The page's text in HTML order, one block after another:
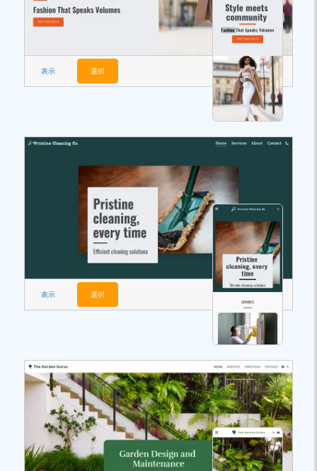
表示 選択
表示 選択